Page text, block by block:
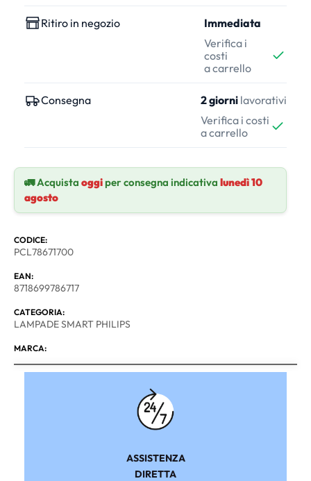
Ritiro in negozio
Immediata
Verifica i
costi
a carrello
Consegna 2 giorni lavorativi
Verifica i costi
a carrello
🚛 Acquista oggiper consegna indicativa lunedì 10
agosto
CODICE:
PCL78671700
EAN:
8718699786717
CATEGORIA:
LAMPADE SMART PHILIPS
MARCA:
ASSISTENZA
DIRETTA